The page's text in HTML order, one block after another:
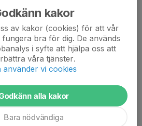
kakor
av kakor (cookies) för att vår
bra för dig. De används
i syfte att hjälpa oss att
våra tjänster.
använder vi cookies
alla kakor
Bara nödvändiga